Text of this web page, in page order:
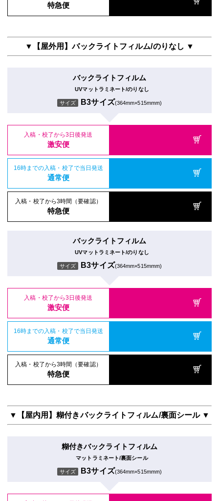
特急便
▼【屋外用】バックライトフィルム/のりなし ▼
バックライトフィルム
UVマットラミネート/のりなし
サイズ B3サイズ(364mm×515mmm)
入稿・校了から3日後発送
激安便
16時までの入稿・校了で当日発送
通常便
入稿・校了から3時間（要確認）
特急便
バックライトフィルム
UVマットラミネート/のりなし
サイズ B3サイズ(364mm×515mmm)
入稿・校了から3日後発送
激安便
16時までの入稿・校了で当日発送
通常便
入稿・校了から3時間（要確認）
特急便
▼【屋内用】糊付きバックライトフィルム/裏面シール ▼
糊付きバックライトフィルム
マットラミネート/裏面シール
サイズ B3サイズ(364mm×515mmm)